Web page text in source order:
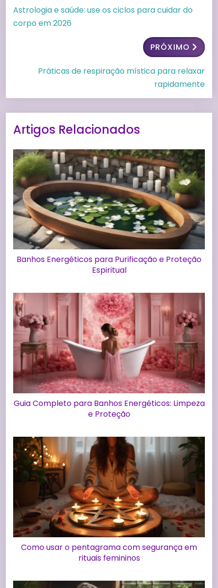
Astrologia e saúde: use os ciclos para cuidar do
corpo em 2026
PRÓXIMO
Práticas de respiração mística para relaxar
rapidamente
Artigos Relacionados
Banhos Energéticos para Purificação e Proteção
Espiritual
Guia Completo para Banhos Energéticos: Limpeza
e Proteção
Como usar o pentagrama com segurança em
rituais femininos